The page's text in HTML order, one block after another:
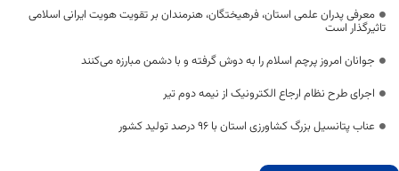
معرفی پدران علمی استان، فرهیختگان، هنرمندان بر تقویت هویت ایرانی اسلامی
تاثیرگذار است
جوانان امروز پرچم اسلام را به دوش گرفته و با دشمن مبارزه می‌کنند
اجرای طرح نظام ارجاع الکترونیک از نیمه دوم تیر
عناب پتانسیل بزرگ کشاورزی استان با 96 درصد تولید کشور